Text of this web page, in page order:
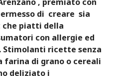
di creare sia
piatti della
con allergie ed
ricette senza
farina di grano o cereali
deliziato i